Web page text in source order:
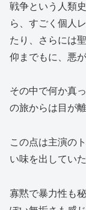
戦争という人類
ら、すごく個人
たり、さらには
仰までもに、悪
その中で何か真
の旅からは目が離
この点は主演の
い味を出してい
寡黙で暴力性も